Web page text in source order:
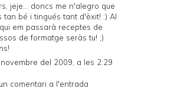
jeje... doncs me n'alegro que
tan bé i tingués tant d'èxit! :) Al
em passarà receptes de
de formatge seràs tu! ;)
del 2009, a les 2:29
comentari a l'entrada